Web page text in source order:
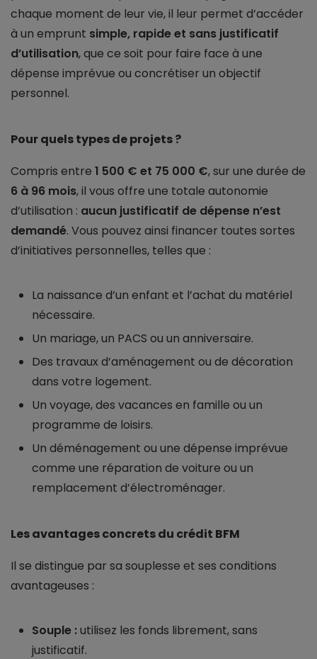
chaque moment de leur vie, il leur permet d’accéder
à un emprunt simple, rapide et sans justificatif
d’utilisation, que ce soit pour faire face à une
dépense imprévue ou concrétiser un objectif
personnel.
Pour quels types de projets ?
Compris entre 1 500 € et 75 000 €, sur une durée de
6 à 96 mois, il vous offre une totale autonomie
d’utilisation : aucun justificatif de dépense n’est
demandé. Vous pouvez ainsi financer toutes sortes
d’initiatives personnelles, telles que :
La naissance d’un enfant et l’achat du matériel
nécessaire.
Un mariage, un PACS ou un anniversaire.
Des travaux d’aménagement ou de décoration
dans votre logement.
Un voyage, des vacances en famille ou un
programme de loisirs.
Un déménagement ou une dépense imprévue
comme une réparation de voiture ou un
remplacement d’électroménager.
Les avantages concrets du crédit BFM
Il se distingue par sa souplesse et ses conditions
avantageuses :
Souple :utilisez les fonds librement, sans
justificatif.